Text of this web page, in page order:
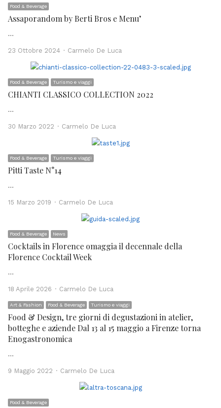
Food & Beverage
Assaporandom by Berti Bros e Menu’
…
23 Ottobre 2024 Author
Carmelo De Luca
Food & Beverage Turismo e viaggi
CHIANTI CLASSICO COLLECTION 2022
…
30 Marzo 2022 Author
Carmelo De Luca
Food & Beverage Turismo e viaggi
Pitti Taste N°14
…
15 Marzo 2019 Author
Carmelo De Luca
Food & Beverage News
Cocktails in Florence omaggia il decennale della
Florence Cocktail Week
…
18 Aprile 2026 Author
Carmelo De Luca
Art & Fashion Food & Beverage Turismo e viaggi
Food & Design, tre giorni di degustazioni in atelier,
botteghe e aziende Dal 13 al 15 maggio a Firenze torna
Enogastronomica
…
9 Maggio 2022 Author
Carmelo De Luca
Food & Beverage